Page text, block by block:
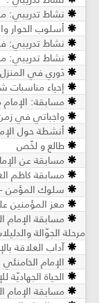
نشاط تدريبي:
أسلوب الحوار
نشاط تدريبي:
نشاط تدريبي:
دَوري في
إحياء مناسبات
مسابقة: الإمام
واجباتي في
أنشطة حول
طالع و لخّص
مسابقة عن
مسابقة كاظم
سلوك المؤمن -
معز المؤمنين
مسابقة الإمام
مرحلة الجوّالة
آداب العلاقة
الإمام
الحياة
مسابقة